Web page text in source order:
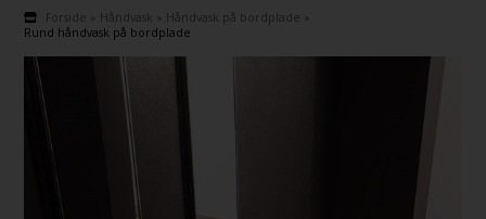
Forside Håndvask Håndvask på bordplade
Rund håndvask på bordplade